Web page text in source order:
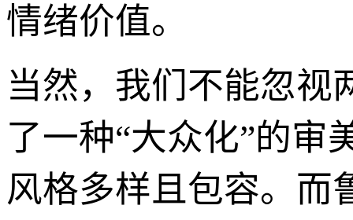
情绪价值。
当然，我们不能忽视
了一种“大众化”的审
风格多样且包容。而